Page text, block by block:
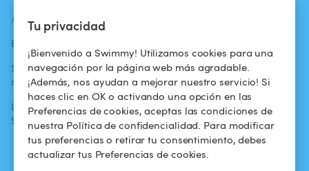
Tu privacidad
¡Bienvenido a Swimmy! Utilizamos cookies para una
navegación por la página web más agradable.
¡Además, nos ayudan a mejorar nuestro servicio! Si
haces clic en OK o activando una opción en las
Preferencias de cookies, aceptas las condiciones de
nuestra Política de confidencialidad. Para modificar
tus preferencias o retirar tu consentimiento, debes
actualizar tus Preferencias de cookies.
ACTUALIDADES
Blog
Swimmy en los
medios
La aventura
Swimmy
Para los
propietarios
Alquilar mi
piscina
¿Cómo funciona?
Condiciones de
uso
Política de
confidencialidad
Aviso legal